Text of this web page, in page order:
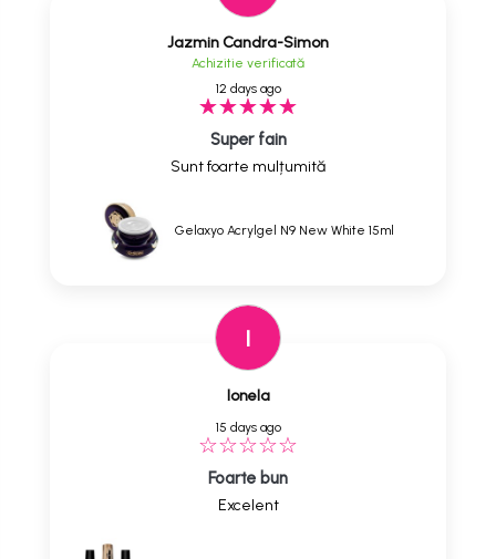
Jazmin Candra-Simon
Achizitie verificată
12 days ago
Super fain
Sunt foarte mulțumită
Gelaxyo Acrylgel N9 New White 15ml
I
Ionela
15 days ago
Foarte bun
Excelent